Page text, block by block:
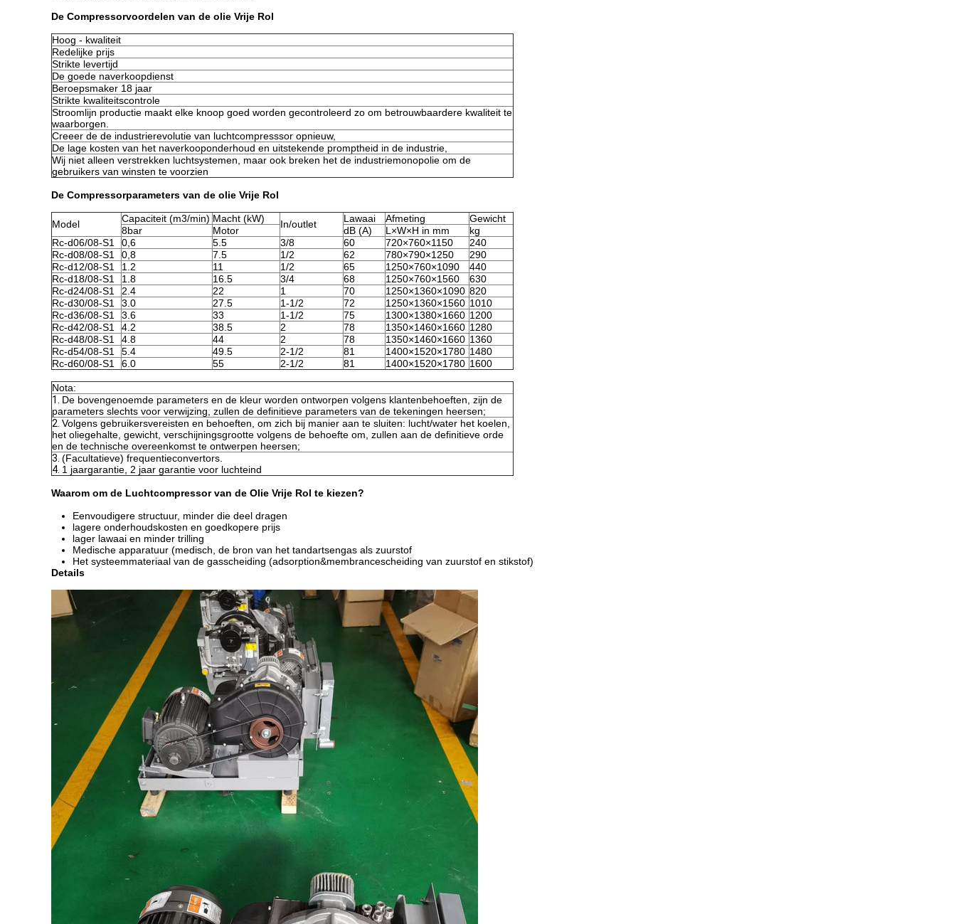
De Compressorvoordelen van de olie Vrije Rol
Hoog - kwaliteit
Redelijke prijs
Strikte levertijd
De goede naverkoopdienst
Beroepsmaker 18 jaar
Strikte kwaliteitscontrole
Stroomlijn productie maakt elke knoop goed worden gecontroleerd zo om betrouwbaardere kwaliteit te
waarborgen.
Creeer de de industrierevolutie van luchtcompresssor opnieuw,
De lage kosten van het naverkooponderhoud en uitstekende promptheid in de industrie,
Wij niet alleen verstrekken luchtsystemen, maar ook breken het de industriemonopolie om de
gebruikers van winsten te voorzien
De Compressorparameters van de olie Vrije Rol
Model Capaciteit (m3/min) Macht (kW) In/outlet Lawaai Afmeting
Gewicht
8bar
Motor dB (A) L×W×H in mm
kg
Rc-d06/08-S1
0,6 5.5 3/8 60 720×760×1150
240
Rc-d08/08-S1
0,8 7.5 1/2 62 780×790×1250
290
Rc-d12/08-S1
1.2 11 1/2 65 1250×760×1090
440
Rc-d18/08-S1
1.8 16.5 3/4 68 1250×760×1560
630
Rc-d24/08-S1
2.4 22 1 70 1250×1360×1090 820
Rc-d30/08-S1
3.0 27.5 1-1/2 72 1250×1360×1560 1010
Rc-d36/08-S1
3.6 33 1-1/2 75 1300×1380×1660 1200
Rc-d42/08-S1
4.2 38.5 2 78 1350×1460×1660 1280
Rc-d48/08-S1
4.8 44 2 78 1350×1460×1660 1360
Rc-d54/08-S1
5.4 49.5 2-1/2 81 1400×1520×1780 1480
Rc-d60/08-S1
6.0 55 2-1/2 81 1400×1520×1780 1600
Nota:
1. De bovengenoemde parameters en de kleur worden ontworpen volgens klantenbehoeften, zijn de
parameters slechts voor verwijzing, zullen de definitieve parameters van de tekeningen heersen;
2. Volgens gebruikersvereisten en behoeften, om zich bij manier aan te sluiten: lucht/water het koelen,
het oliegehalte, gewicht, verschijningsgrootte volgens de behoefte om, zullen aan de definitieve orde
en de technische overeenkomst te ontwerpen heersen;
3. (Facultatieve) frequentieconvertors.
4. 1 jaargarantie, 2 jaar garantie voor luchteind
Waarom om de Luchtcompressor van de Olie Vrije Rol te kiezen?
Eenvoudigere structuur, minder die deel dragen
lagere onderhoudskosten en goedkopere prijs
lager lawaai en minder trilling
Medische apparatuur (medisch, de bron van het tandartsengas als zuurstof
Het systeemmateriaal van de gasscheiding (adsorption&membrancescheiding van zuurstof en stikstof)
Details